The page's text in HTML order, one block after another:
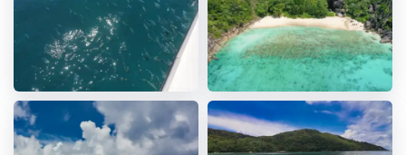
Consigliato: crema solare, cappello, macchina
fotografica, contanti/carta per spese personali
6. Informazioni aggiuntive / Note
Alcolici e fumo vietati a bordo
Il fornitore non è responsabile per oggetti di valore a
bordo